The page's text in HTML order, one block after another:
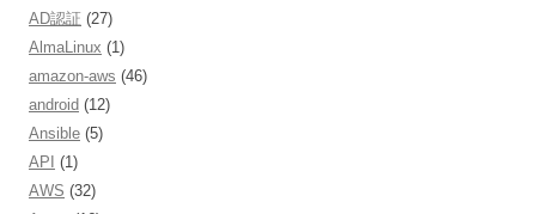
AD認証 (27)
AlmaLinux (1)
amazon-aws (46)
android (12)
Ansible (5)
API (1)
AWS (32)